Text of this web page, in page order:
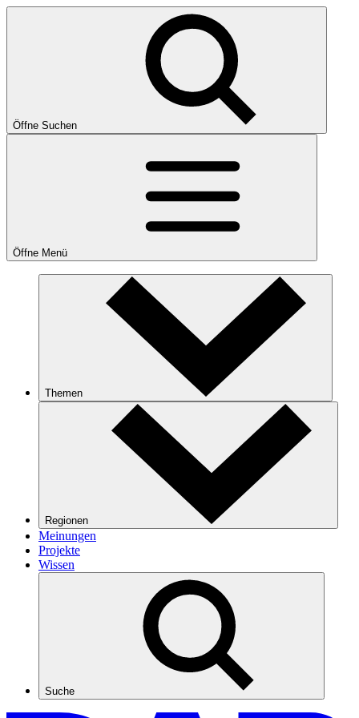
Öffne Suchen
Öffne Menü
Themen
Regionen
Meinungen
Projekte
Wissen
Suche